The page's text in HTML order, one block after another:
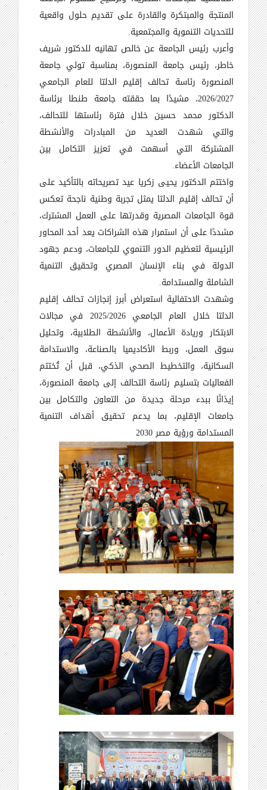
المنتجة والمبتكرة والقادرة على تقديم حلول واقعية
للتحديات التنموية والمجتمعية.
وأعرب رئيس الجامعة عن خالص تهانيه للدكتور شريف
خاطر، رئيس جامعة المنصورة، بمناسبة تولي جامعة
المنصورة رئاسة تحالف إقليم الدلتا للعام الجامعي
2026/2027، مشيدًا بما حققته جامعة طنطا برئاسة
الدكتور محمد حسين خلال فترة رئاستها للتحالف،
والتي شهدت العديد من المبادرات والأنشطة
المشتركة التي أسهمت في تعزيز التكامل بين
الجامعات الأعضاء.
واختتم الدكتور يحيى زكريا عيد تصريحاته بالتأكيد على
أن تحالف إقليم الدلتا يمثل تجربة وطنية ناجحة تعكس
قوة الجامعات المصرية وقدرتها على العمل المشترك،
مشددًا على أن استمرار هذه الشراكات يعد أحد المحاور
الرئيسية لتعظيم الدور التنموي للجامعات، ودعم جهود
الدولة في بناء الإنسان المصري وتحقيق التنمية
الشاملة والمستدامة.
وشهدت الاحتفالية استعراض أبرز إنجازات تحالف إقليم
الدلتا خلال العام الجامعي 2025/2026 في مجالات
الابتكار وريادة الأعمال، والأنشطة الطلابية، وتحليل
سوق العمل، وربط الأكاديميا بالصناعة، والاستدامة
السكانية، والتخطيط الصحي الذكي، قبل أن تُختتم
الفعاليات بتسليم رئاسة التحالف إلى جامعة المنصورة،
إيذانًا ببدء مرحلة جديدة من التعاون والتكامل بين
جامعات الإقليم، بما يدعم تحقيق أهداف التنمية
المستدامة ورؤية مصر 2030